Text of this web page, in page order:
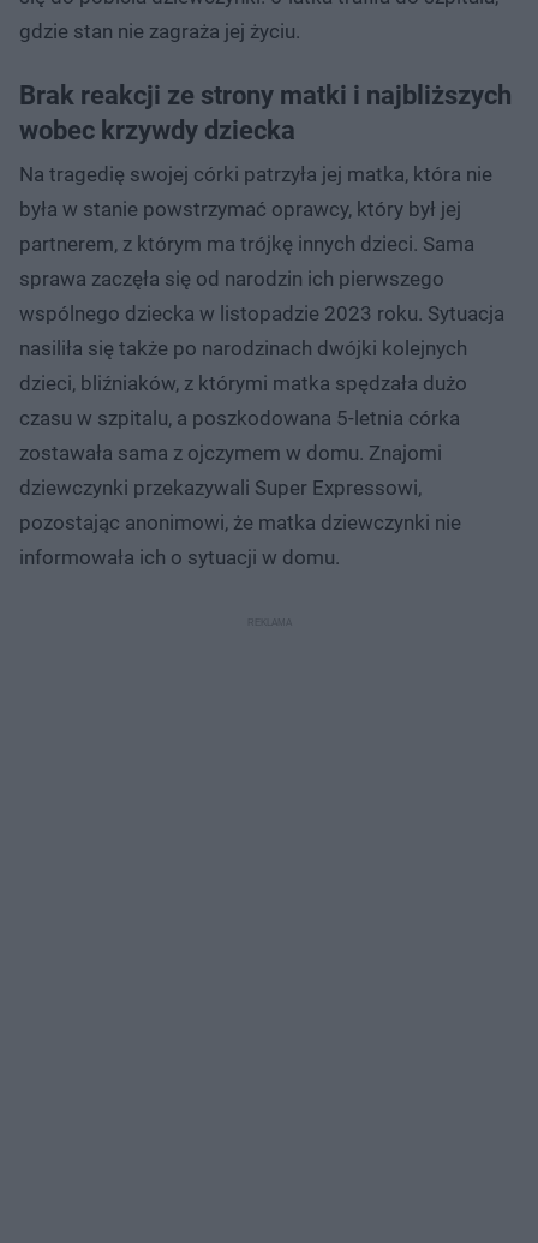
gdzie stan nie zagraża jej życiu.
Brak reakcji ze strony matki i najbliższych
wobec krzywdy dziecka
Na tragedię swojej córki patrzyła jej matka, która nie
była w stanie powstrzymać oprawcy, który był jej
partnerem, z którym ma trójkę innych dzieci. Sama
sprawa zaczęła się od narodzin ich pierwszego
wspólnego dziecka w listopadzie 2023 roku. Sytuacja
nasiliła się także po narodzinach dwójki kolejnych
dzieci, bliźniaków, z którymi matka spędzała dużo
czasu w szpitalu, a poszkodowana 5-letnia córka
zostawała sama z ojczymem w domu. Znajomi
dziewczynki przekazywali Super Expressowi,
pozostając anonimowi, że matka dziewczynki nie
informowała ich o sytuacji w domu.